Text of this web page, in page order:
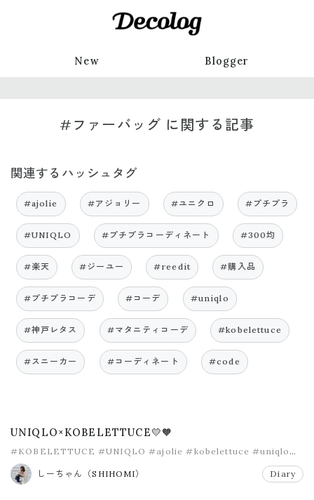
New Blogger
#ファーバッグ に関する記事
関連するハッシュタグ
#ajolie #アジョリー #ユニクロ #プチプラ
#UNIQLO #プチプラコーディネート #300均
#楽天 #ジーユー #reedit #購入品
#プチプラコーデ #コーデ #uniqlo
#神戸レタス #マタニティコーデ #kobelettuce
#スニーカー #コーディネート #code
UNIQLO×KOBELETTUCE💛🧡
#KOBELETTUCE #UNIQLO #ajolie #kobelettuce #uniqlo
#アジョリー
しーちゃん（SHIHOMI）
Diary